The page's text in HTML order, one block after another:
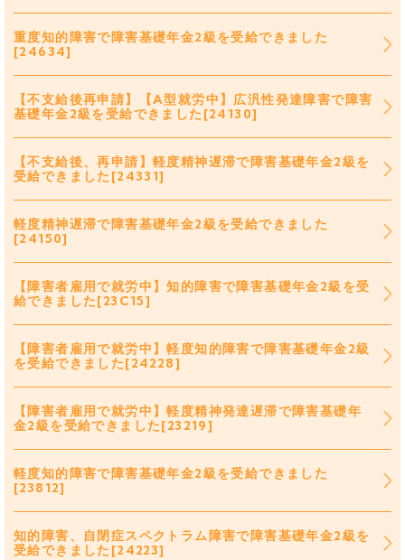
重度知的障害で障害基礎年金2級を受給できました
[24634]
【不支給後再申請】【A型就労中】広汎性発達障害で障害
基礎年金2級を受給できました[24130]
【不支給後、再申請】軽度精神遅滞で障害基礎年金2級を
受給できました[24331]
軽度精神遅滞で障害基礎年金2級を受給できました
[24150]
【障害者雇用で就労中】知的障害で障害基礎年金2級を受
給できました[23C15]
【障害者雇用で就労中】軽度知的障害で障害基礎年金2級
を受給できました[24228]
【障害者雇用で就労中】軽度精神発達遅滞で障害基礎年
金2級を受給できました[23219]
軽度知的障害で障害基礎年金2級を受給できました
[23812]
知的障害、自閉症スペクトラム障害で障害基礎年金2級を
受給できました[24223]